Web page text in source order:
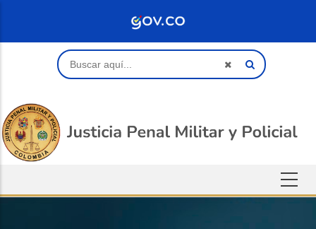
Buscar